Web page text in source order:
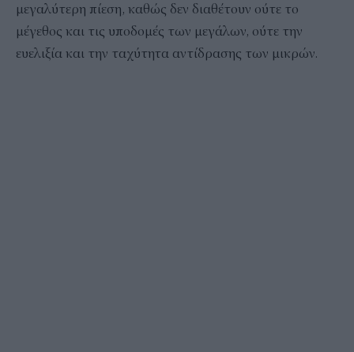
μεγαλύτερη πίεση, καθώς δεν διαθέτουν ούτε το
μέγεθος και τις υποδομές των μεγάλων, ούτε την
ευελιξία και την ταχύτητα αντίδρασης των μικρών.